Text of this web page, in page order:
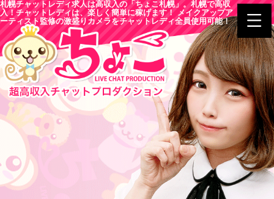
札幌チャットレディ求人は高収入の「ちょこ札幌」。札幌で高収
入！チャットレディは、楽しく簡単に稼げます！ メイクアップア
ーティスト監修の激盛りカメラをチャットレディ全員使用可能！